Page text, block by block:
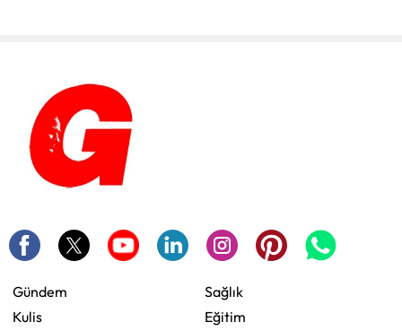
Gündem
Kulis
Sağlık
Eğitim